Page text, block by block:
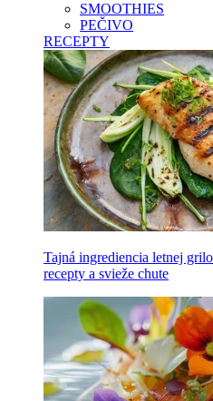
SMOOTHIES
PEČIVO
RECEPTY
Tajná ingrediencia letnej
recepty a svieže chute